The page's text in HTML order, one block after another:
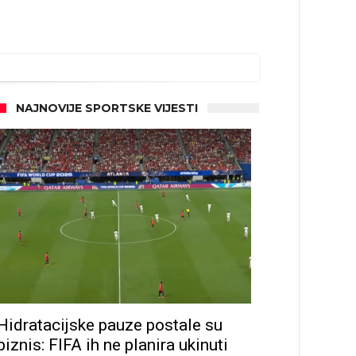
NAJNOVIJE SPORTSKE VIJESTI
pauze postale su
FIFA ih ne planira ukinuti